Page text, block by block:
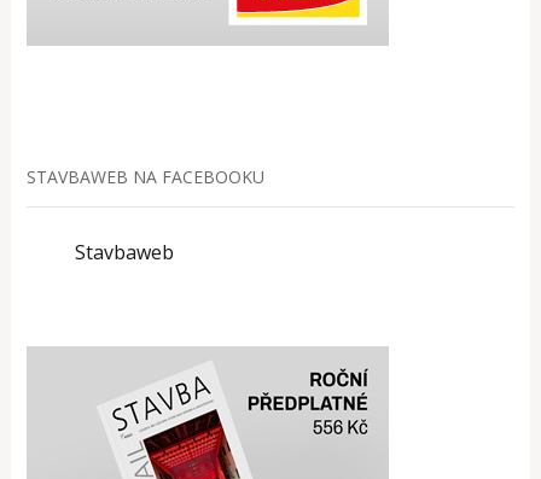
STAVBAWEB NA FACEBOOKU
Stavbaweb